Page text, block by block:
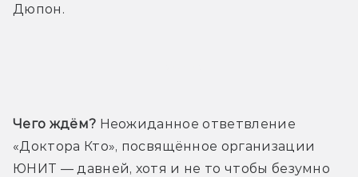
Дюпон.
Чего ждём? Неожиданное ответвление
«Доктора Кто», посвящённое организации
ЮНИТ — давней, хотя и не то чтобы безумно